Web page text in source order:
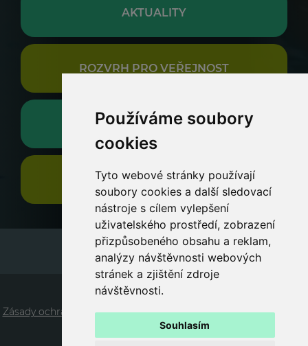
Používáme soubory
cookies
Tyto webové stránky používají
soubory cookies a další sledovací
nástroje s cílem vylepšení
uživatelského prostředí, zobrazení
přizpůsobeného obsahu a reklam,
analýzy návštěvnosti webových
stránek a zjištění zdroje
návštěvnosti.
Souhlasím
AKTUALITY
ROZVRH PRO VEŘEJNOST
AUKSYS
DÁRKOVÉ POUKAZY
Letní otevírací doba:
pondělí - neděle 10:00 - 19:00
ÚVOD
Zásady ochrany osobních údajů
Obchodní podmínky
Zona v
pohybu ©2026